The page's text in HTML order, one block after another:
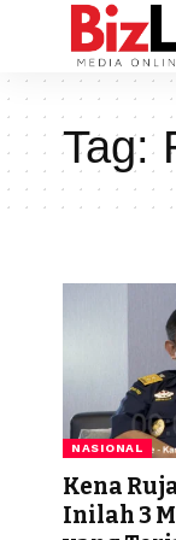
Tag:
NASIONAL
Kena
Inilah 3